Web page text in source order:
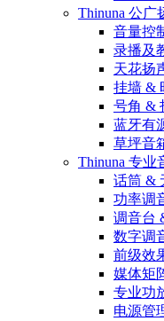
Thinuna 公广
音量控
录播及
天花扬
挂墙 &
号角 &
蓝牙有
草坪音
Thinuna 专业
话筒 &
功率调
调音台
数字调
前级效
媒体矩
专业功
电源管